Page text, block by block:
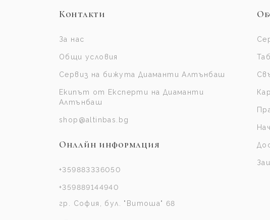
Контакти
За нас
Общи условия
Сервиз на бижута Диаманти Алтънбаш
Екипът от Експерти на Диаманти
Алтънбаш
shop@altinbas.bg
Онлайн информация
+359883336050
+359889144940
гр. София, бул. "Витоша" 68